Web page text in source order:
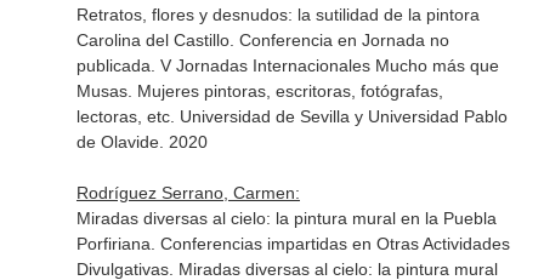
Retratos, flores y desnudos: la sutilidad de la pintora
Carolina del Castillo. Conferencia en Jornada no
publicada. V Jornadas Internacionales Mucho más que
Musas. Mujeres pintoras, escritoras, fotógrafas,
lectoras, etc. Universidad de Sevilla y Universidad Pablo
de Olavide. 2020
Rodríguez Serrano, Carmen:
Miradas diversas al cielo: la pintura mural en la Puebla
Porfiriana. Conferencias impartidas en Otras Actividades
Divulgativas. Miradas diversas al cielo: la pintura mural